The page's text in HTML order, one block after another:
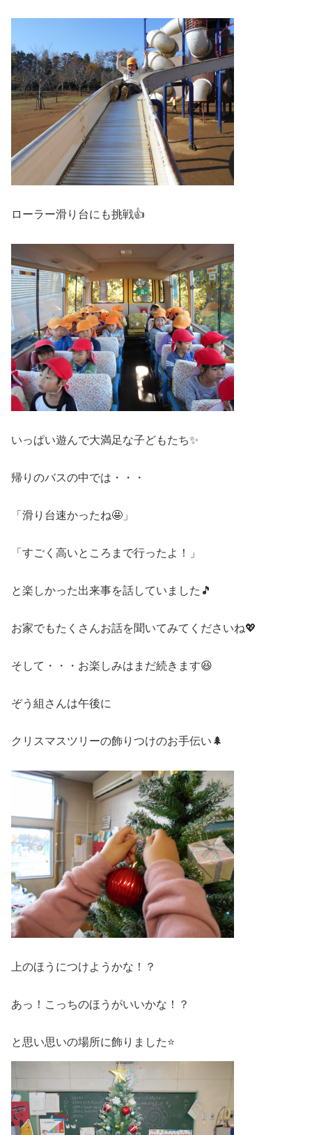
ローラー滑り台にも挑戦👍
いっぱい遊んで大満足な子どもたち✨
帰りのバスの中では・・・
「滑り台速かったね🤩」
「すごく高いところまで行ったよ！」
と楽しかった出来事を話していました🎵
お家でもたくさんお話を聞いてみてくださいね💖
そして・・・お楽しみはまだ続きます😆
ぞう組さんは午後に
クリスマスツリーの飾りつけのお手伝い🌲
上のほうにつけようかな！？
あっ！こっちのほうがいいかな！？
と思い思いの場所に飾りました⭐